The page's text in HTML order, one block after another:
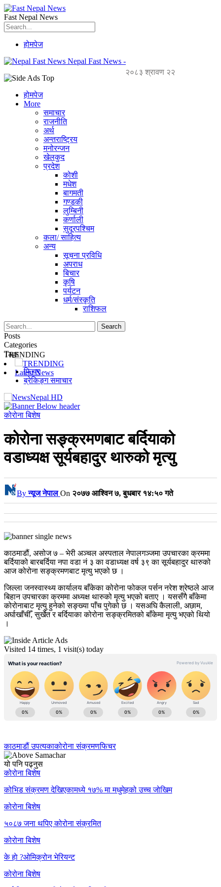
Fast Nepal News
होमपेज
Nepal Fast News -
२०८३ श्रावण २२
होमपेज
More
समाचार
राजनीति
अर्थ
अन्तराष्ट्रिय
मनोरन्जन
खेलकुद
प्रदेश
कोशी
मधेश
बागमती
गण्डकी
लुम्बिनी
कर्णाली
सुदूरपश्चिम
कला/ साहित्य
अन्य
सूचना प्रविधि
अपराध
बिचार
कृषि
पर्यटन
धर्म/संस्कृति
राशिफल
Posts
Categories
Tags
TRENDING
Latest News
TRENDING
फिचर
ब्रेकिङ्ग समाचार
कोरोना बिशेष
कोरोना सङ्क्रमणबाट बर्दियाको
वडाध्यक्ष सूर्यबहादुर थारुको मृत्यु
Byन्यूज नेपाल On २०७७ आश्विन ७, बुधबार १४:५० गते
काठमाडौं, असोज ७ – भेरी अञ्चल अस्पताल नेपालगञ्जमा उपचारका क्रममा
बर्दियाको बारबर्दिया नपा वडा नं ३ का वडाध्यक्ष वर्ष ३९ का सूर्यबहादुर थारुको
आज कोरोना सङ्क्रमणबाट मृत्यु भएको छ ।
जिल्ला जनस्वास्थ्य कार्यालय बाँकेका कोरोना फोकल पर्सन नरेश श्रेष्ठले आज
बिहान उपचारका क्रममा अध्यक्ष थारुको मृत्यु भएको बताए । यससँगै बाँकेमा
कोरोनाबाट मृत्यु हुनेको सङ्ख्या पाँच पुगेको छ । यसअघि कैलाली, अछाम,
अर्घाखाँचीँ, सुर्खेत र बर्दियाका कोरोना सङ्क्रमितको बाँकेमा मृत्यु भएको थियो
।
Visited 14 times, 1 visit(s) today
काठमाडौं उपत्यकाकोरोना संक्रमणफिचर
यो पनि पढ्नुस
कोरोना बिशेष
कोभिड संक्रमण देखिएकामध्ये १७% मा मधुमेहको उच्च जोखिम
कोरोना बिशेष
५०८७ जना थपिए कोरोना संक्रमित
कोरोना बिशेष
के हाे ?ओमिक्रोन भेरियन्ट
कोरोना बिशेष